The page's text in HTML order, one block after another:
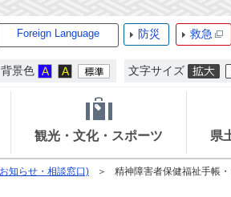
Foreign Language 防災 救急
背景色 文字サイズ
観光・文化・スポーツ 県
知らせ・相談窓口) 精神障害者保健福祉手帳